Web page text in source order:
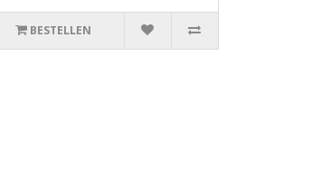
BESTELLEN